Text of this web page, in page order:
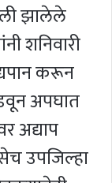
झालेले
शनिवारी
करून
अपघात
अद्याप
उपजिल्हा